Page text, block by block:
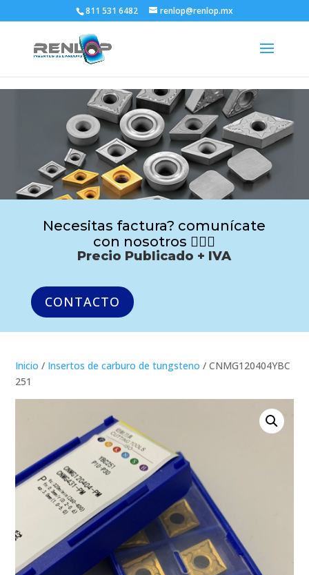
811 531 6482 renlop@renlop.mx
Necesitas factura? comunícate
con nosotros 🙋🏻‍♂️
Precio Publicado + IVA
CONTACTO
Inicio / Insertos de carburo de tungsteno / CNMG120404YBC
251